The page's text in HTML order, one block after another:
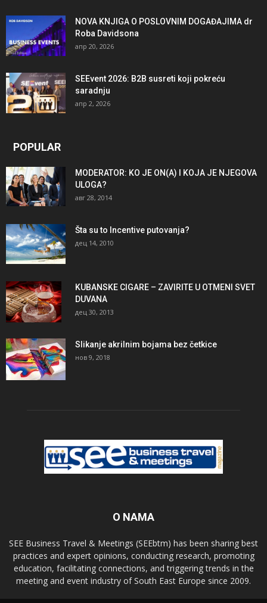
NOVA KNJIGA O POSLOVNIM DOGAĐAJIMA dr
Roba Davidsona
апр 20, 2026
SEEvent 2026: B2B susreti koji pokreću
saradnju
апр 2, 2026
POPULAR
MODERATOR: KO JE ON(A) I KOJA JE NJEGOVA
ULOGA?
авг 28, 2014
Šta su to Incentive putovanja?
дец 14, 2010
KUBANSKE CIGARE – ZAVIRITE U OTMENI SVET
DUVANA
дец 30, 2013
Slikanje akrilnim bojama bez četkice
нов 9, 2018
O NAMA
SEE Business Travel & Meetings (SEEbtm) has been sharing best
practices and expert opinions, conducting research, promoting
education, facilitating connections, and triggering trends in the
meeting and event industry of South East Europe since 2009.